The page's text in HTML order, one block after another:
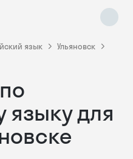
язык
Ульяновск
языку для